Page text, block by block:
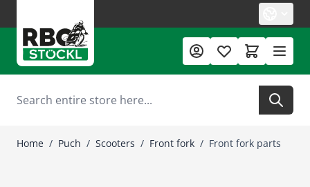
Search
Home / Puch / Scooters / Front fork / Front fork parts